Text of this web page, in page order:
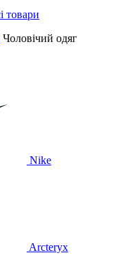
Чоловічий одяг
Nike
Arcteryx